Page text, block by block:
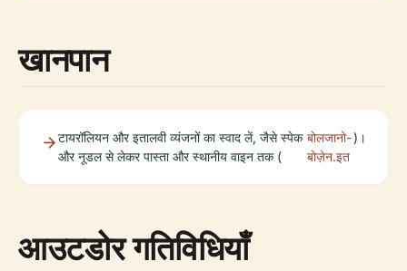
खानपान
टायरॉलियन और इतालवी व्यंजनों का स्वाद लें, जैसे स्पेक
और नूडल से लेकर पास्ता और स्थानीय वाइन तक (
बोलजानो-
बोज़ेन.इत
)।
आउटडोर गतिविधियाँ